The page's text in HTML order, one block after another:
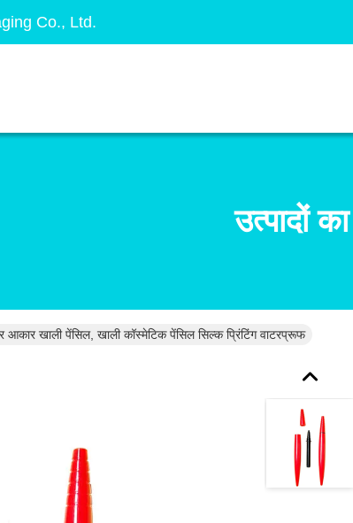
Co., Ltd.
उत्पादों
आकार खाली पेंसिल, खाली कॉस्मेटिक पेंसिल सिल्क प्रिंटिंग वाटरप्रूफ